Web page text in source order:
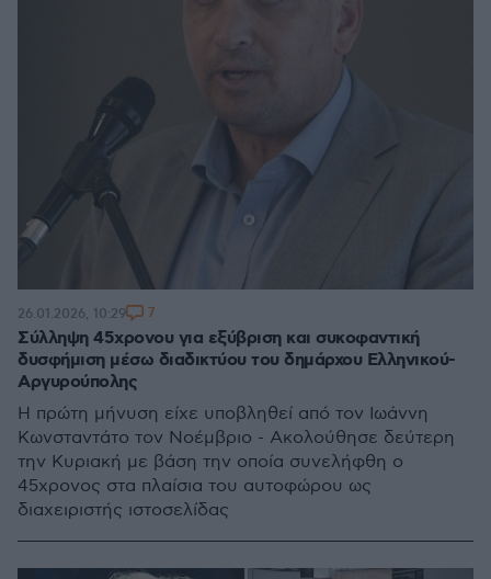
Σύλληψη 45χρονου για εξύβριση και συκοφαντική
δυσφήμιση μέσω διαδικτύου του δημάρχου Ελληνικού-
Αργυρούπολης
Η πρώτη μήνυση είχε υποβληθεί από τον Ιωάννη
Κωνσταντάτο τον Νοέμβριο - Ακολούθησε δεύτερη
την Κυριακή με βάση την οποία συνελήφθη ο
45χρονος στα πλαίσια του αυτοφώρου ως
διαχειριστής ιστοσελίδας
26.01.2026, 10:29 7